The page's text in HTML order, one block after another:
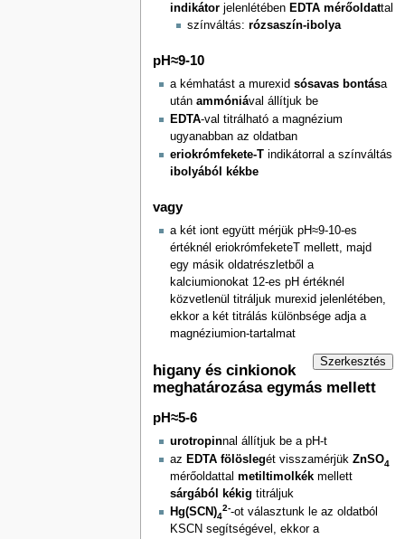
indikátorjelenlétében EDTA mérőoldattal
színváltás: rózsaszín-ibolya
pH≈9-10
a kémhatást a murexid sósavas bontása
után ammóniával állítjuk be
EDTA-val titrálható a magnézium
ugyanabban az oldatban
eriokrómfekete-Tindikátorral a színváltás
ibolyából kékbe
vagy
a két iont együtt mérjük pH≈9-10-es
értéknél eriokrómfeketeT mellett, majd
egy másik oldatrészletből a
kalciumionokat 12-es pH értéknél
közvetlenül titráljuk murexid jelenlétében,
ekkor a két titrálás különbsége adja a
magnéziumion-tartalmat
Szerkesztés
higany és cinkionok
meghatározása egymás mellett
pH≈5-6
urotropinnal állítjuk be a pH-t
az EDTA fölöslegét visszamérjük ZnSO4
mérőoldattal metiltimolkékmellett
sárgából kékig titráljuk
Hg(SCN)4
2--ot választunk le az oldatból
KSCN segítségével, ekkor a